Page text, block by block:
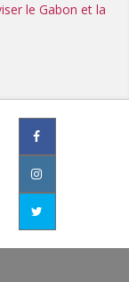
le Gabon et la